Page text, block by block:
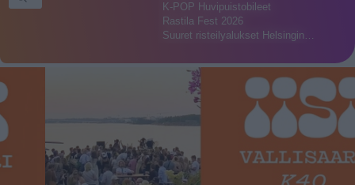
K-POP Huvipuistobileet
Rastila Fest 2026
Suuret risteilyalukset Helsingin…